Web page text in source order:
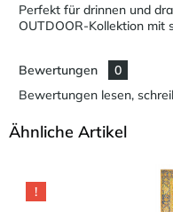
Perfekt für drinnen und
OUTDOOR-Kollektion mit
Bewertungen
0
Bewertungen lesen,
Ähnliche Artikel
!